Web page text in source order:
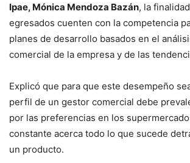
Ipae, Mónica Mendoza Bazán, la
egresados cuenten con la competencia
planes de desarrollo basados en el
comercial de la empresa y de las
Explicó que para que este desempeño
perfil de un gestor comercial debe
por las preferencias en los
constante acerca todo lo que sucede
un producto.